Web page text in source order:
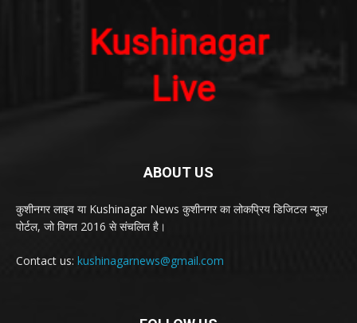
ABOUT US
कुशीनगर लाइव या Kushinagar News कुशीनगर का लोकप्रिय डिजिटल न्यूज़
पोर्टल, जो विगत 2016 से संचलित है।
Contact us: kushinagarnews@gmail.com